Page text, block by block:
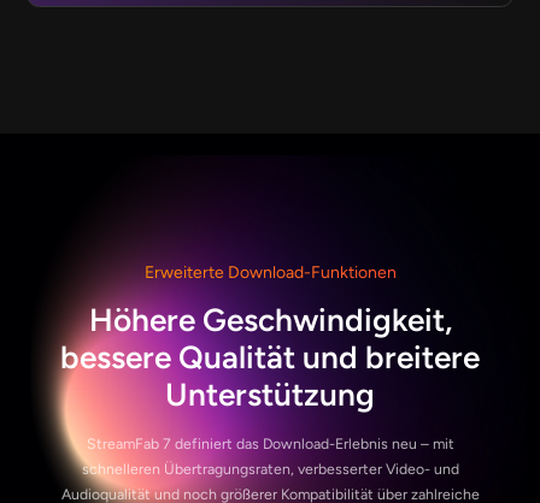
Erweiterte Download-Funktionen
Höhere Geschwindigkeit,
bessere Qualität und breitere
Unterstützung
StreamFab 7 definiert das Download-Erlebnis neu – mit
schnelleren Übertragungsraten, verbesserter Video- und
Audioqualität und noch größerer Kompatibilität über zahlreiche